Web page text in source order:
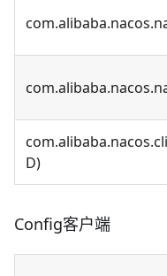
D)
Config客户端